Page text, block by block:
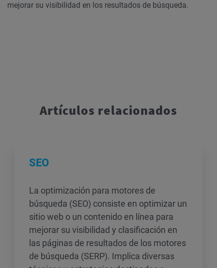
mejorar su visibilidad en los resultados de búsqueda.
Artículos relacionados
SEO
La optimización para motores de
búsqueda (SEO) consiste en optimizar un
sitio web o un contenido en línea para
mejorar su visibilidad y clasificación en
las páginas de resultados de los motores
de búsqueda (SERP). Implica diversas